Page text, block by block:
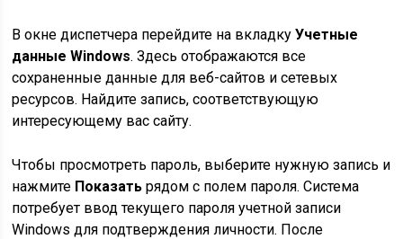
В окне диспетчера перейдите на вкладкуУчетные
данные Windows. Здесь отображаются все
сохраненные данные для веб-сайтов и сетевых
ресурсов. Найдите запись, соответствующую
интересующему вас сайту.
Чтобы просмотреть пароль, выберите нужную запись и
нажмите Показать рядом с полем пароля. Система
потребует ввод текущего пароля учетной записи
Windows для подтверждения личности. После